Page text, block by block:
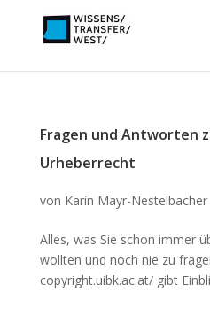
Fragen und Antworten
Urheberrecht
von Karin Mayr-Nestelbacher
Alles, was Sie schon immer
wollten und noch nie zu
copyright.uibk.ac.at/ gibt